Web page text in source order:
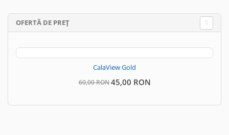
OFERTĂ DE PREȚ
CalaView Gold
60,00 RON 45,00 RON